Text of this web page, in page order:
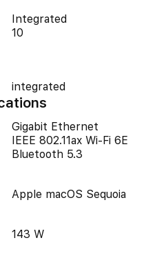
Integrated
10
integrated
Gigabit Ethernet
IEEE 802.11ax Wi-Fi 6E
Bluetooth 5.3
Apple macOS Sequoia
143 W